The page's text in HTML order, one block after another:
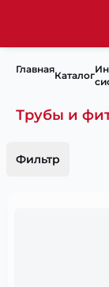
Главная
Каталог
Трубы и
Фильтр